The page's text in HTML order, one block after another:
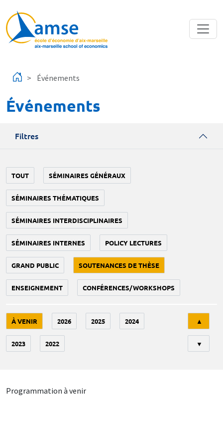
Événements
Événements
Filtres
TOUT SÉMINAIRES GÉNÉRAUX
SÉMINAIRES THÉMATIQUES
SÉMINAIRES INTERDISCIPLINAIRES
SÉMINAIRES INTERNES POLICY LECTURES
GRAND PUBLIC SOUTENANCES DE THÈSE
ENSEIGNEMENT CONFÉRENCES/WORKSHOPS
À VENIR 2026 2025 2024
2023 2022
▲
▼
Programmation à venir